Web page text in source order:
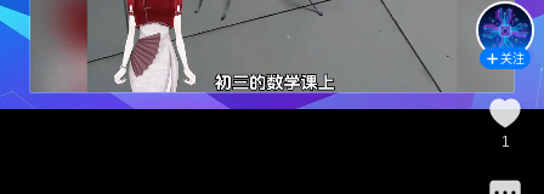
关注
1